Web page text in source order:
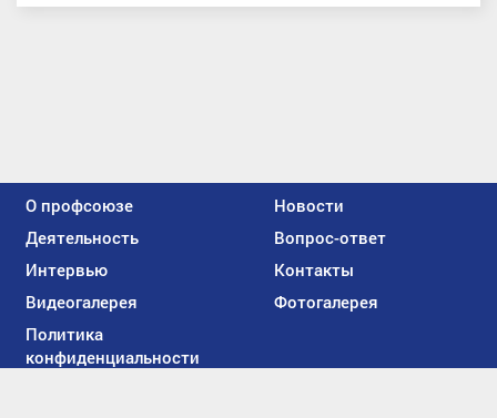
О профсоюзе
Новости
Деятельность
Вопрос-ответ
Интервью
Контакты
Видеогалерея
Фотогалерея
Политика
конфиденциальности